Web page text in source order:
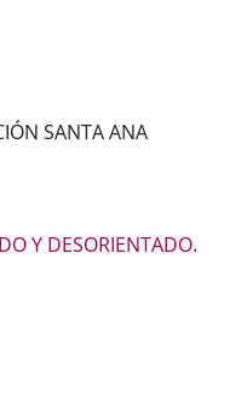
SANTA ANA
Y DESORIENTADO.